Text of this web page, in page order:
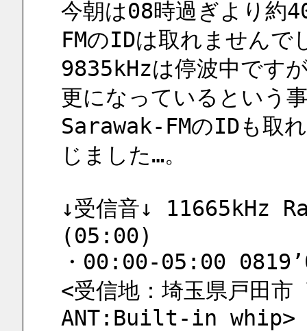
今朝は08時過ぎより約
FMのIDは取れません
9835kHzは停波中です
更になっているという
Sarawak-FMのIDも取
じました…。
↓受信音↓ 11665kHz
(05:00)
・00:00-05:00
<受信地：埼玉県戸田
ANT:Built-in whip>